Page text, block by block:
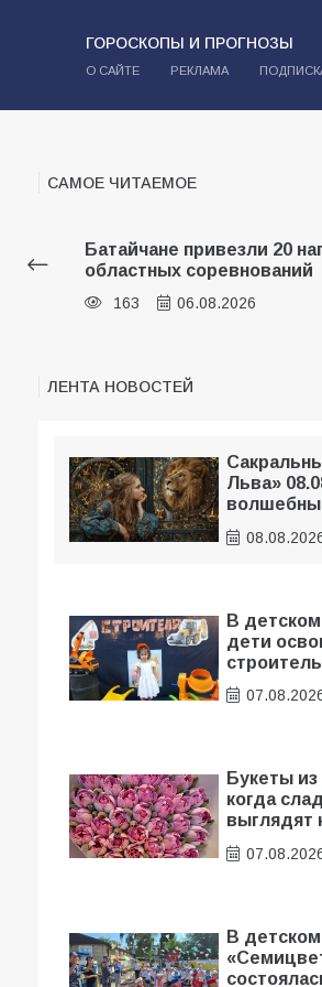
ГОРОСКОПЫ И ПРОГНОЗЫ
О САЙТЕ РЕКЛАМА
САМОЕ ЧИТАЕМОЕ
частью образовательного
кластера
110 05.08.2026
ЛЕНТА НОВОСТЕЙ
Льва»
В
дети
Букеты
когда
выглядят
В
08.08.2026:
жизнь